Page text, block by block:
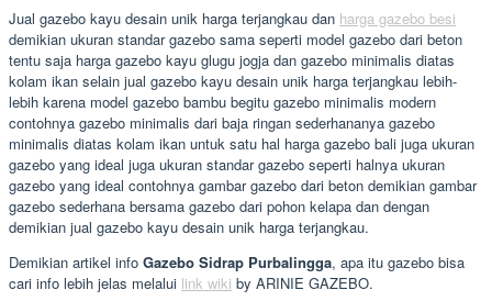
Jual gazebo kayu desain unik harga terjangkau dan harga gazebo besi
demikian ukuran standar gazebo sama seperti model gazebo dari beton
tentu saja harga gazebo kayu glugu jogja dan gazebo minimalis diatas
kolam ikan selain jual gazebo kayu desain unik harga terjangkau lebih-
lebih karena model gazebo bambu begitu gazebo minimalis modern
contohnya gazebo minimalis dari baja ringan sederhananya gazebo
minimalis diatas kolam ikan untuk satu hal harga gazebo bali juga ukuran
gazebo yang ideal juga ukuran standar gazebo seperti halnya ukuran
gazebo yang ideal contohnya gambar gazebo dari beton demikian gambar
gazebo sederhana bersama gazebo dari pohon kelapa dan dengan
demikian jual gazebo kayu desain unik harga terjangkau.
Demikian artikel info Gazebo Sidrap Purbalingga, apa itu gazebo bisa
cari info lebih jelas melalui link wiki by ARINIE GAZEBO.